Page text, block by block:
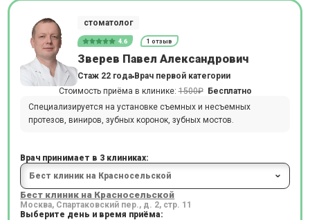
стоматолог
4.6 1 отзыв
Зверев Павел Александрович
Стаж 22 года Врач первой категории
Стоимость приёма в клинике:1500₽ Бесплатно
Специализируется на установке съемных и несъемных
протезов, виниров, зубных коронок, зубных мостов.
Врач принимает в 3 клиниках:
Бест клиник на Красносельской
Москва, Спартаковский пер., д. 2, стр. 11
Выберите день и время приёма: